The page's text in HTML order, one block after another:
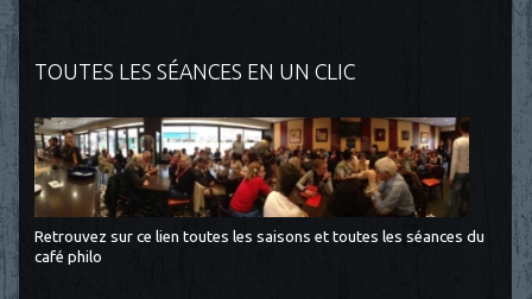
TOUTES LES SÉANCES EN UN CLIC
Retrouvez sur ce lien toutes les saisons et toutes les séances du
café philo